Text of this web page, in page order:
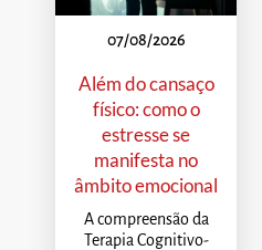
07/08/2026
Além do cansaço
físico: como o
estresse se
manifesta no
âmbito emocional
A compreensão da
Terapia Cognitivo-